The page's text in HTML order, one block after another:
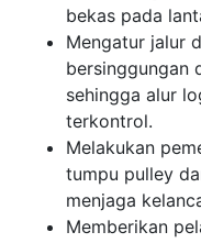
bekas pada
Mengatur jalur
bersinggungan
sehingga alur
terkontrol.
Melakukan
tumpu pulley
menjaga
Memberikan